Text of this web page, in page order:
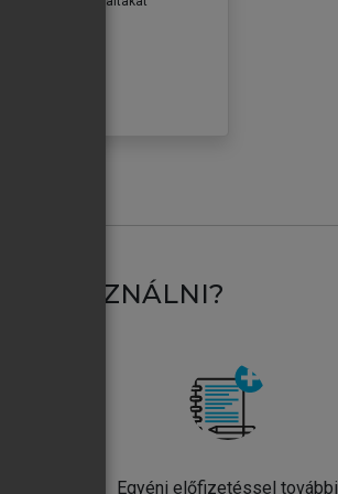
HASZNÁLNI?
Egyéni előfizetéssel további